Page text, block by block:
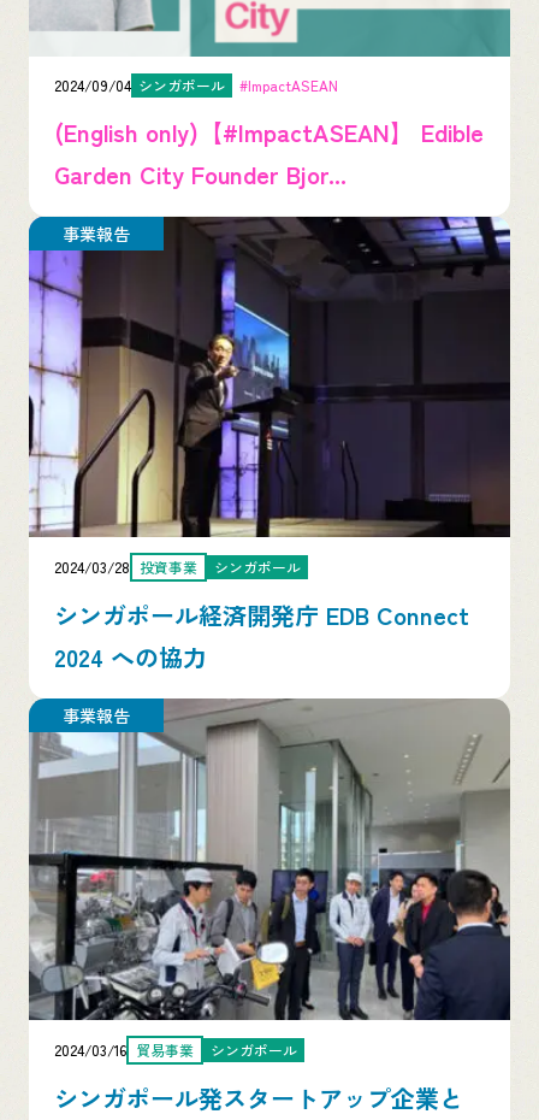
2024/09/04 シンガポール #ImpactASEAN
(English only)【#ImpactASEAN】 Edible
Garden City Founder Bjor...
事業報告
2024/03/28 投資事業 シンガポール
シンガポール経済開発庁 EDB Connect
2024 への協力
事業報告
2024/03/16 貿易事業 シンガポール
シンガポール発スタートアップ企業と